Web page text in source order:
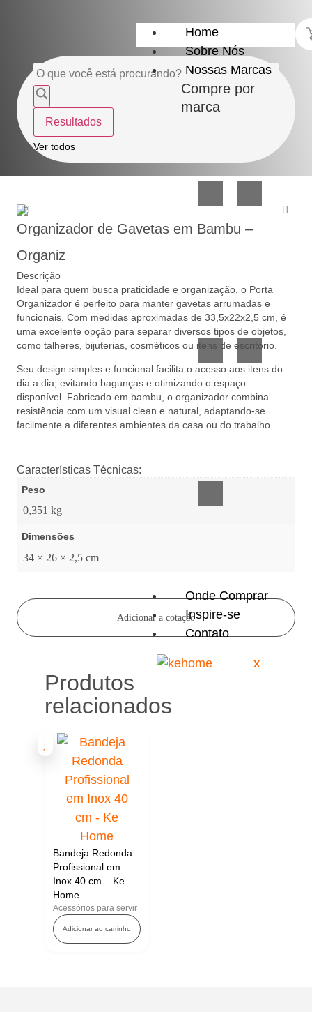
Home
Sobre Nós
Nossas Marcas
Compre por
marca
Lar
Organização
Utilidades
de
Vidro
Confeitaria
e
Presente
Onde Comprar
Inspire-se
Contato
X
Resultados
Ver todos
Organizador de Gavetas em Bambu –
Organiz
Descrição
Ideal para quem busca praticidade e organização, o Porta
Organizador é perfeito para manter gavetas arrumadas e
funcionais. Com medidas aproximadas de 33,5x22x2,5 cm, é
uma excelente opção para separar diversos tipos de objetos,
como talheres, bijuterias, cosméticos ou itens de escritório.
Seu design simples e funcional facilita o acesso aos itens do
dia a dia, evitando bagunças e otimizando o espaço
disponível. Fabricado em bambu, o organizador combina
resistência com um visual clean e natural, adaptando-se
facilmente a diferentes ambientes da casa ou do trabalho.
Características Técnicas:
Peso
0,351 kg
Dimensões
34 × 26 × 2,5 cm
Adicionar a cotação
Produtos
relacionados
Bandeja Redonda
Profissional em
Inox 40 cm – Ke
Home
Acessórios para servir
Adicionar ao carrinho